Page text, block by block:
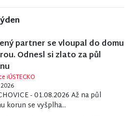
partner se vloupal do domu
Odnesl si zlato za půl
iÚSTECKO
- 01.08.2026 Až na půl
korun se vyšplha...